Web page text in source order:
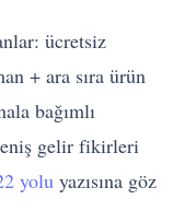
ücretsiz
+ ara sıra ürün
bağımlı
gelir fikirleri
yolu yazısına göz